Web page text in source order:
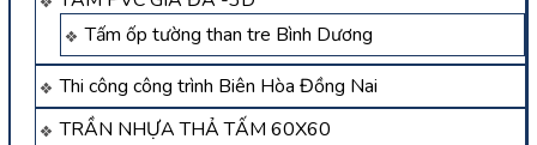
Tấm ốp tường than tre Bình Dương
Thi công công trình Biên Hòa Đồng Nai
TRẦN NHỰA THẢ TẤM 60X60